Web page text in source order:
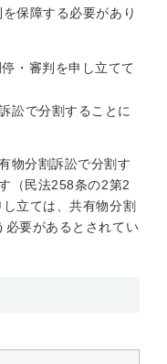
保障する必要があり
・審判を申し立てて
訟で分割することに
物分割訴訟で分割す
（民法258条の2第2
立ては、共有物分割
必要があるとされてい